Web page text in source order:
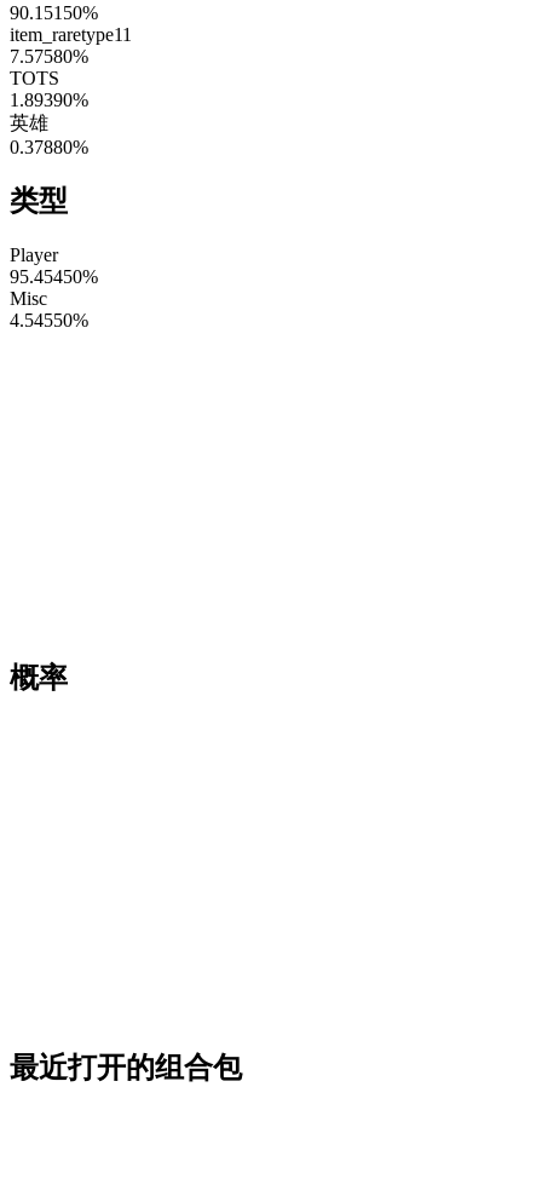
90.15150%
item_raretype11
7.57580%
TOTS
1.89390%
英雄
0.37880%
类型
Player
95.45450%
Misc
4.54550%
概率
最近打开的组合包